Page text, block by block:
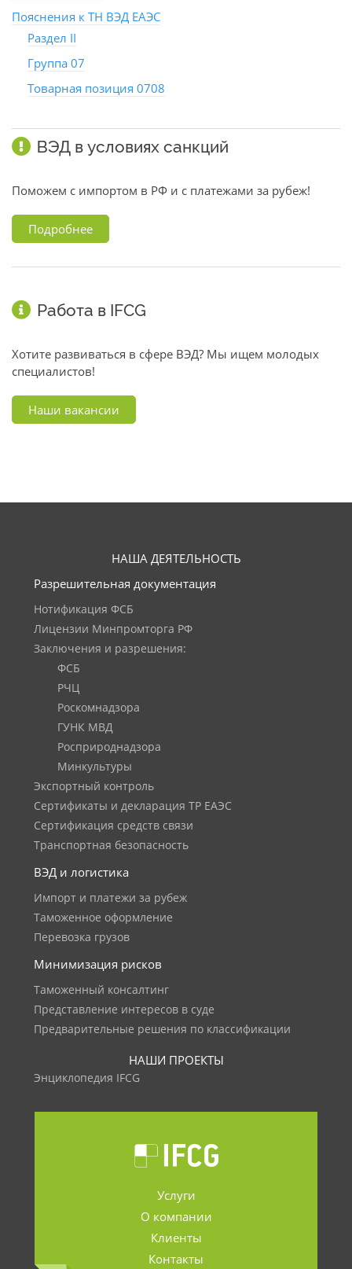
Пояснения к ТН ВЭД ЕАЭС
Раздел II
Группа 07
Товарная позиция 0708
ВЭД в условиях санкций
Поможем с импортом в РФ и с платежами за рубеж!
Подробнее
Работа в IFCG
Хотите развиваться в сфере ВЭД? Мы ищем молодых
специалистов!
Наши вакансии
НАША ДЕЯТЕЛЬНОСТЬ
Разрешительная документация
Нотификация ФСБ
Лицензии Минпромторга РФ
Заключения и разрешения:
ФСБ
РЧЦ
Роскомнадзора
ГУНК МВД
Росприроднадзора
Минкультуры
Экспортный контроль
Сертификаты и декларация ТР ЕАЭС
Сертификация средств связи
Транспортная безопасность
ВЭД и логистика
Импорт и платежи за рубеж
Таможенное оформление
Перевозка грузов
Минимизация рисков
Таможенный консалтинг
Представление интересов в суде
Предварительные решения по классификации
НАШИ ПРОЕКТЫ
Энциклопедия IFCG
Услуги
О компании
Клиенты
Контакты